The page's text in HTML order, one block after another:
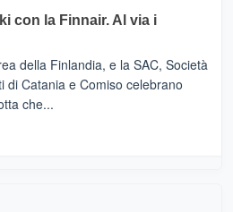
con la Finnair. Al via i
della Finlandia, e la SAC, Società
di Catania e Comiso celebrano
che...